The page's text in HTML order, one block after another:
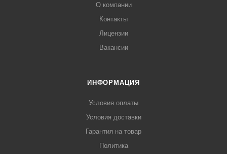
О компании
Контакты
Лицензии
Вакансии
ИНФОРМАЦИЯ
Условия оплаты
Условия доставки
Гарантия на товар
Политика